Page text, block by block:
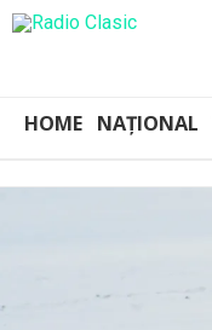
HOME NAȚIONAL